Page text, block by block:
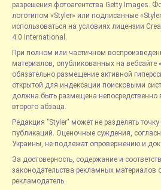
разрешения фотоагентства Getty Images.
логотипом «Styler» или подписанные
использоваться на условиях лицензии
4.0 International.
При полном или частичном
материалов, опубликованных на вебсайте
обязательно размещение активной
открытой для индексации поисковыми
должна быть размещена непосредственно
второго абзаца.
Редакция "Styler" может не разделять
публикаций. Оценочные суждения,
Украины, не подлежат опровержению и
За достоверность, содержание и
законодательства рекламных материалов
рекламодатель.